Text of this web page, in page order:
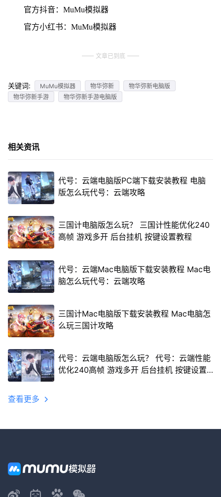
官方抖音：MuMu模拟器
官方小红书：MuMu模拟器
文章已到底
关键词: MuMu模拟器 物华弥新
物华弥新电脑版
物华弥新手游
物华弥新手游电脑版
相关资讯
代号：云端电脑版PC端下载安装教程 电脑
版怎么玩代号：云端攻略
三国计电脑版怎么玩？ 三国计性能优化240
高帧 游戏多开 后台挂机 按键设置教程
代号：云端Mac电脑版下载安装教程 Mac电
脑怎么玩代号：云端攻略
三国计Mac电脑版下载安装教程 Mac电脑怎
么玩三国计攻略
代号：云端电脑版怎么玩？ 代号：云端性能
优化240高帧 游戏多开 后台挂机 按键设置
查看更多